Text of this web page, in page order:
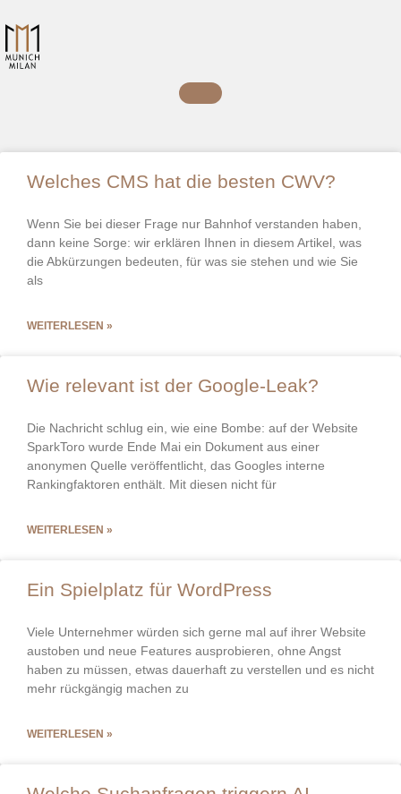
Welches CMS hat die besten CWV?
Wenn Sie bei dieser Frage nur Bahnhof verstanden haben,
dann keine Sorge: wir erklären Ihnen in diesem Artikel, was
die Abkürzungen bedeuten, für was sie stehen und wie Sie
als
WEITERLESEN »
Wie relevant ist der Google-Leak?
Die Nachricht schlug ein, wie eine Bombe: auf der Website
SparkToro wurde Ende Mai ein Dokument aus einer
anonymen Quelle veröffentlicht, das Googles interne
Rankingfaktoren enthält. Mit diesen nicht für
WEITERLESEN »
Ein Spielplatz für WordPress
Viele Unternehmer würden sich gerne mal auf ihrer Website
austoben und neue Features ausprobieren, ohne Angst
haben zu müssen, etwas dauerhaft zu verstellen und es nicht
mehr rückgängig machen zu
WEITERLESEN »